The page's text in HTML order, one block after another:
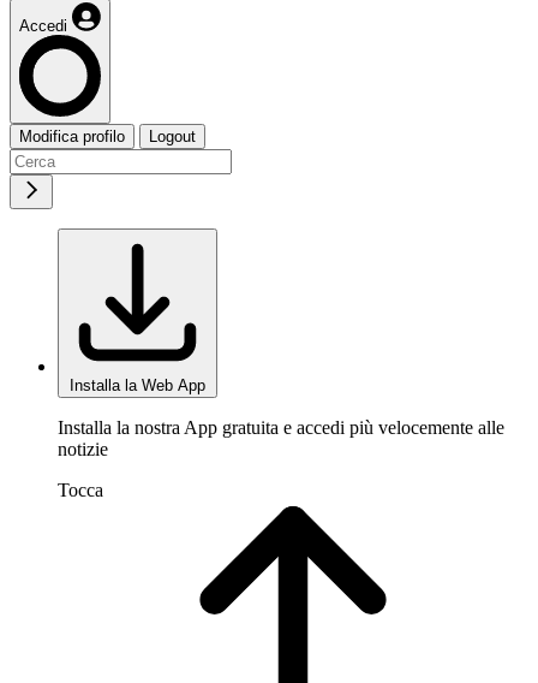
Accedi
Modifica profilo Logout
Installa la Web App
Installa la nostra App gratuita e accedi più velocemente alle
notizie
Tocca